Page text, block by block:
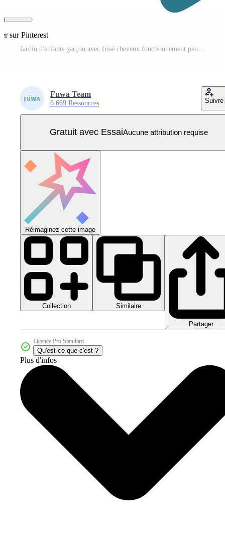
sur Pinterest
Fuwa Team
6 669 Ressources Suivre
Gratuit avec EssaiAucune attribution requise
Réimaginez cette image
Collection Similaire
Partager
Licence Pro Standard
Qu'est-ce que c'est ?
Plus d'infos